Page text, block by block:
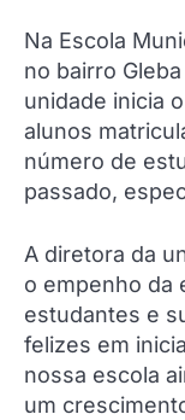
Na Escola
no bairro
unidade inicia
alunos
número de
passado,
A diretora da
o empenho da
estudantes e
felizes em
nossa escola
um